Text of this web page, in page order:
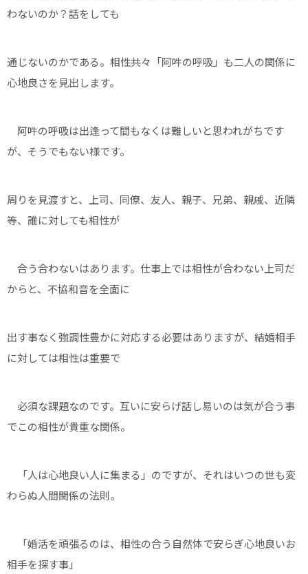
わないのか？話をしても
通じないのかである。相性共々「阿吽の呼吸」も二人の関係に
心地良さを見出します。
阿吽の呼吸は出逢って間もなくは難しいと思われがちです
が、そうでもない様です。
周りを見渡すと、上司、同僚、友人、親子、兄弟、親戚、近隣
等、誰に対しても相性が
合う合わないはあります。仕事上では相性が合わない上司だ
からと、不協和音を全面に
出す事なく強調性豊かに対応する必要はありますが、結婚相手
に対しては相性は重要で
必須な課題なのです。互いに安らげ話し易いのは気が合う事
でこの相性が貴重な関係。
「人は心地良い人に集まる」のですが、それはいつの世も変
わらぬ人間関係の法則。
「婚活を頑張るのは、相性の合う自然体で安らぎ心地良いお
相手を探す事」